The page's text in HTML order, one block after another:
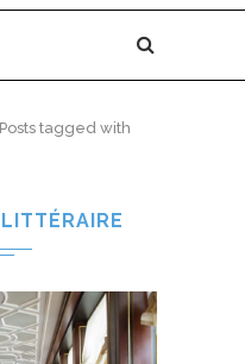
Posts tagged with